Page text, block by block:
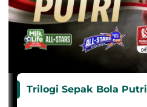
Trilogi Sepak Bola Putri